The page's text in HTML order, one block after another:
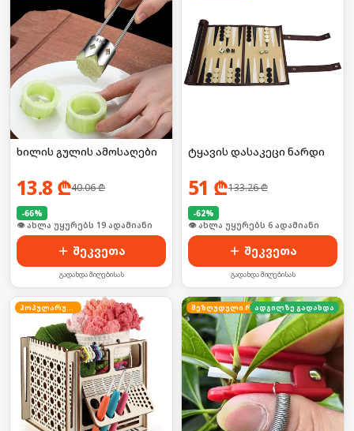
ხილის გულის ამოსაღები
13.8 ₾40.06₾
-66%
🛒 ბოლო 24სთ-ში იყიდა 25-მა
შეკვეთა
გადახდა მიღებისას
ტყავის დასაკეცი ნარდი
51 ₾133.26₾
-62%
🛒 ბოლო 24სთ-ში იყიდა 8-მა
შეკვეთა
გადახდა მიღებისას
პოპულარული შეზღუდული რაოდენობა
ადგილზე გადახდა